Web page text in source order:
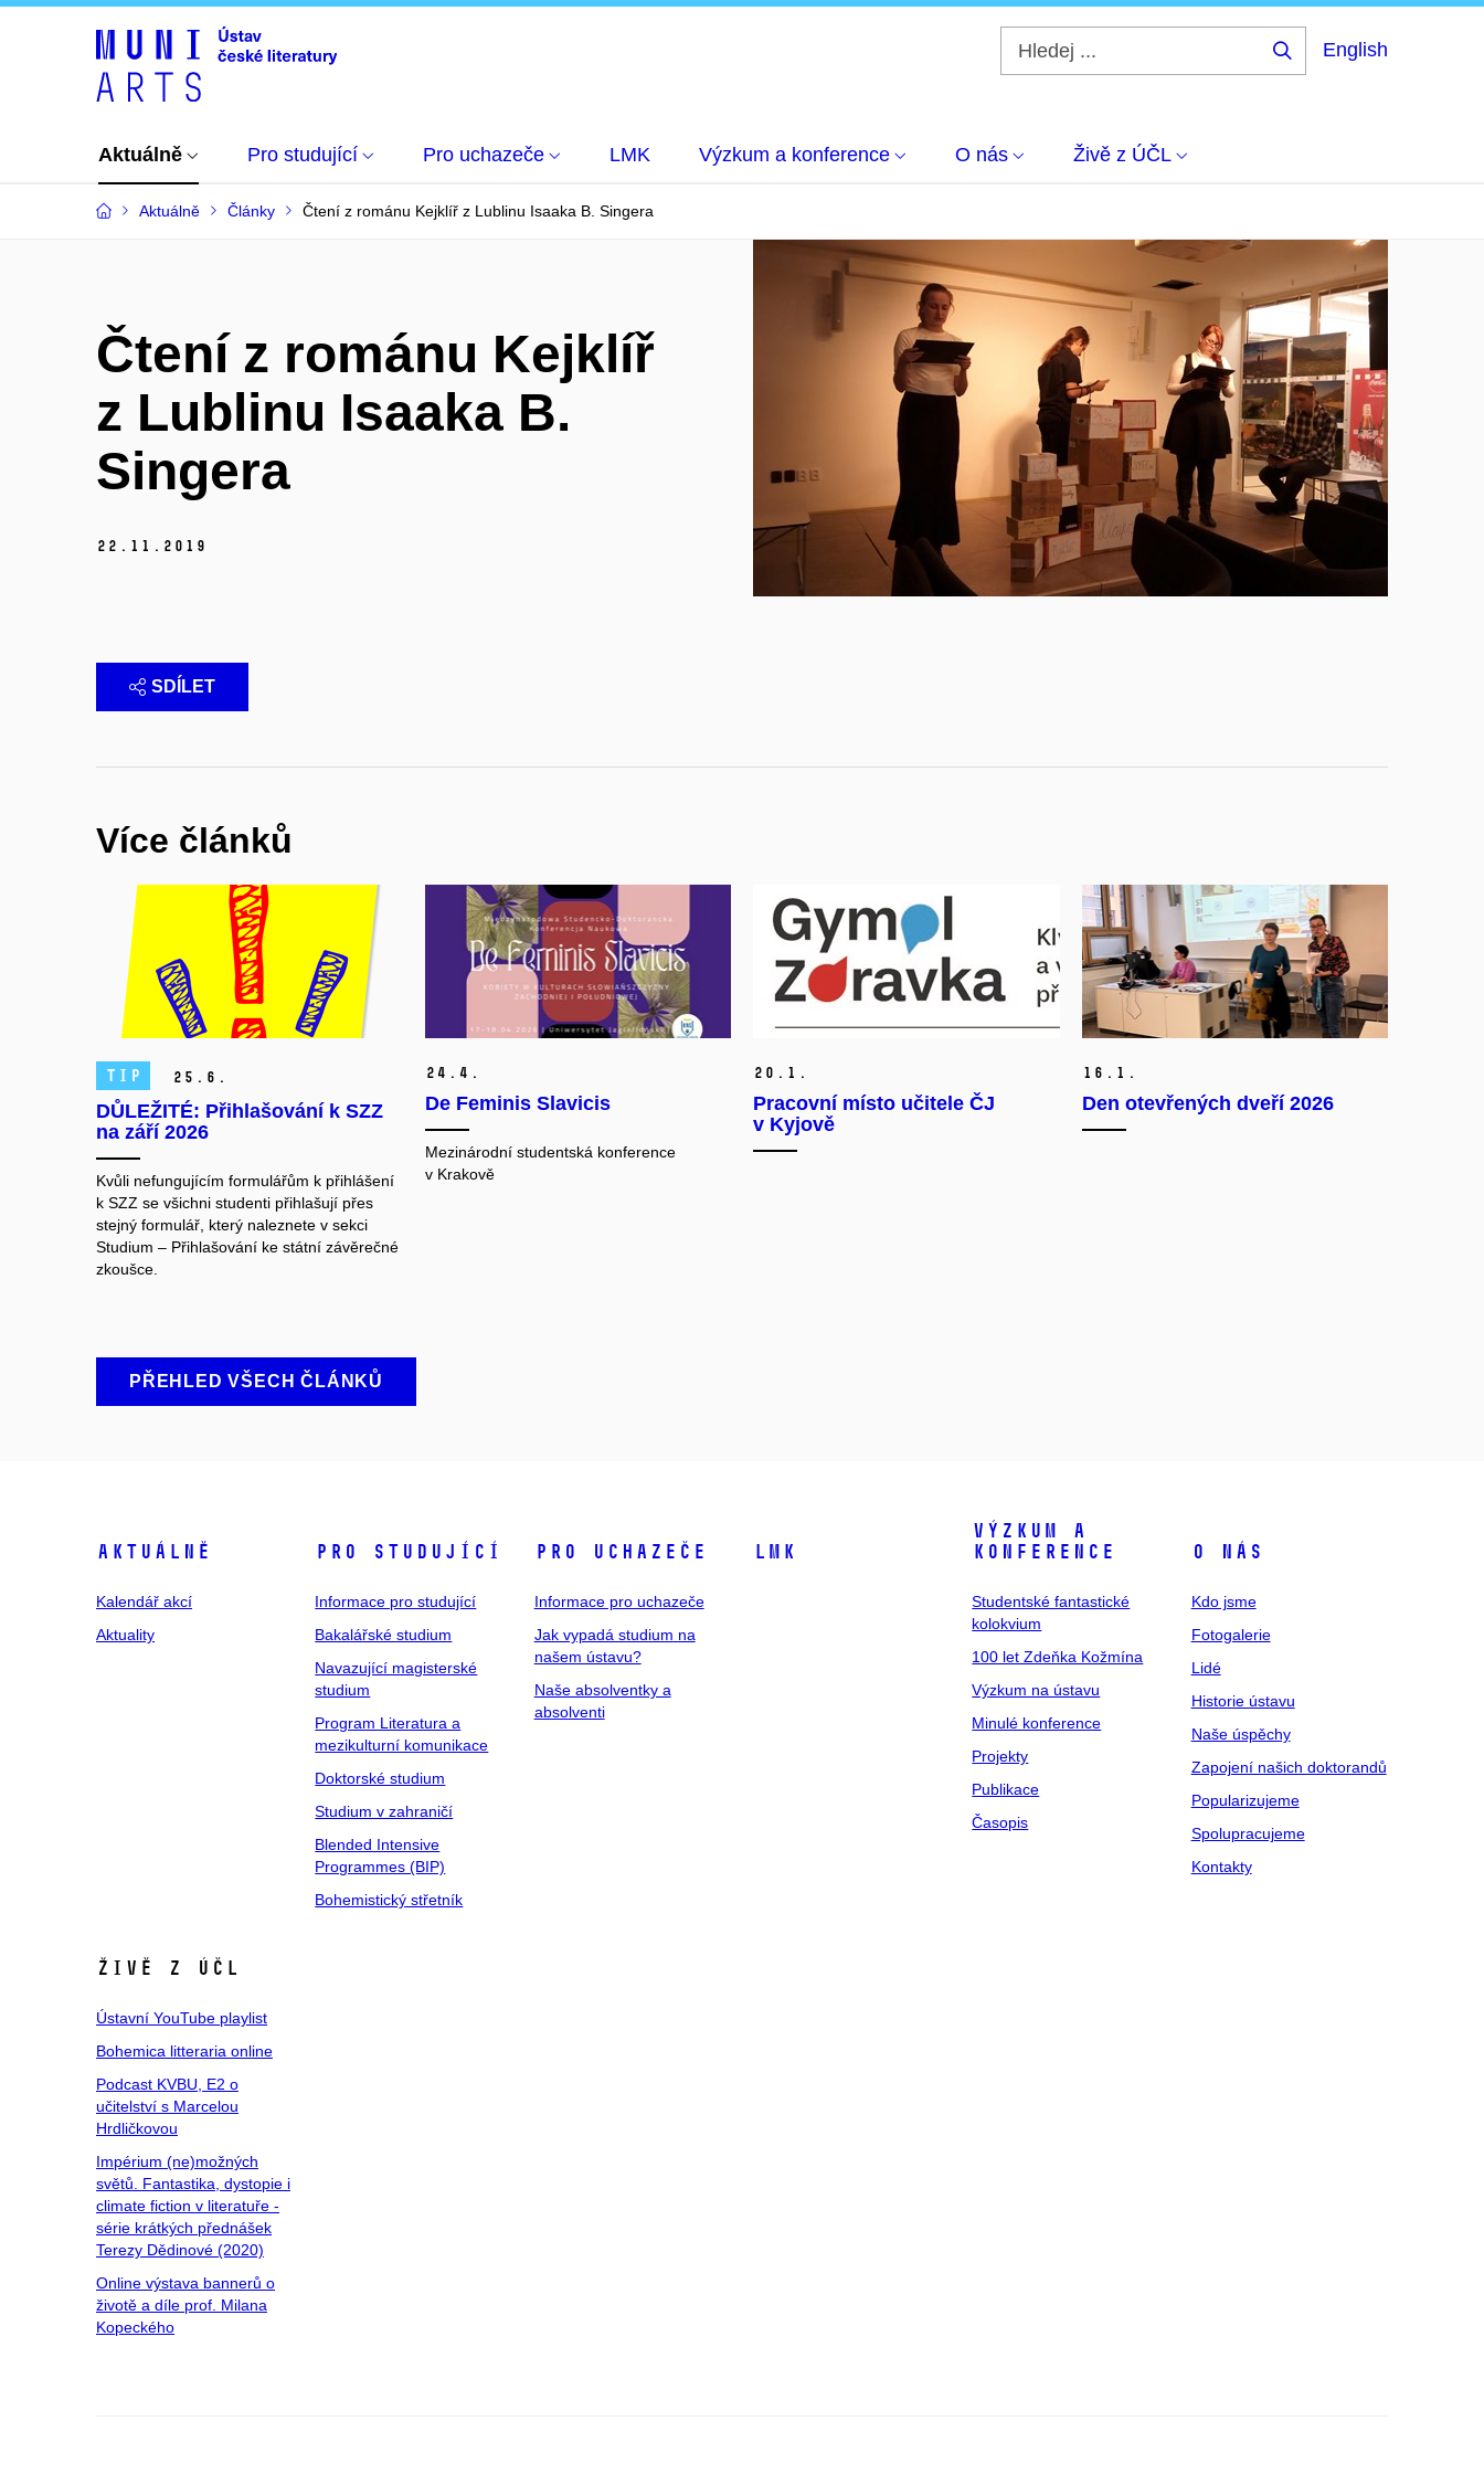
English
Aktuálně Pro studující Pro uchazeče LMK Výzkum a konference O nás Živě z ÚČL
Aktuálně Články Čtení z románu Kejklíř z Lublinu Isaaka B. Singera
Čtení z románu Kejklíř
z Lublinu Isaaka B.
Singera
22. 11. 2019
SDÍLET
Více článků
TIP 25. 6.
DŮLEŽITÉ: Přihlašování k SZZ
na září 2026
Kvůli nefungujícím formulářům k přihlášení
k SZZ se všichni studenti přihlašují přes
stejný formulář, který naleznete v sekci
Studium ‒ Přihlašování ke státní závěrečné
zkoušce.
24. 4.
De Feminis Slavicis
Mezinárodní studentská konference
v Krakově
20. 1.
Pracovní místo učitele ČJ
v Kyjově
16. 1.
Den otevřených dveří 2026
PŘEHLED VŠECH ČLÁNKŮ
Aktuálně
Kalendář akcí
Aktuality
Pro studující
Informace pro studující
Bakalářské studium
Navazující magisterské
studium
Program Literatura a
mezikulturní komunikace
Doktorské studium
Studium v zahraničí
Blended Intensive
Programmes (BIP)
Bohemistický střetník
Pro uchazeče
Informace pro uchazeče
Jak vypadá studium na
našem ústavu?
Naše absolventky a
absolventi
LMK
Výzkum a
konference
Studentské fantastické
kolokvium
100 let Zdeňka Kožmína
Výzkum na ústavu
Minulé konference
Projekty
Publikace
Časopis
O nás
Kdo jsme
Fotogalerie
Lidé
Historie ústavu
Naše úspěchy
Zapojení našich doktorandů
Popularizujeme
Spolupracujeme
Kontakty
Živě z ÚČL
Ústavní YouTube playlist
Bohemica litteraria online
Podcast KVBU, E2 o
učitelství s Marcelou
Hrdličkovou
Impérium (ne)možných
světů. Fantastika, dystopie i
climate fiction v literatuře -
série krátkých přednášek
Terezy Dědinové (2020)
Online výstava bannerů o
životě a díle prof. Milana
Kopeckého